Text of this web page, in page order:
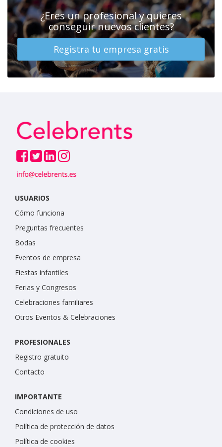
¿Eres un profesional y quieres
conseguir nuevos clientes?
Registra tu empresa gratis
USUARIOS
Cómo funciona
Preguntas frecuentes
Bodas
Eventos de empresa
Fiestas infantiles
Ferias y Congresos
Celebraciones familiares
Otros Eventos & Celebraciones
PROFESIONALES
Registro gratuito
Contacto
IMPORTANTE
Condiciones de uso
Política de protección de datos
Política de cookies